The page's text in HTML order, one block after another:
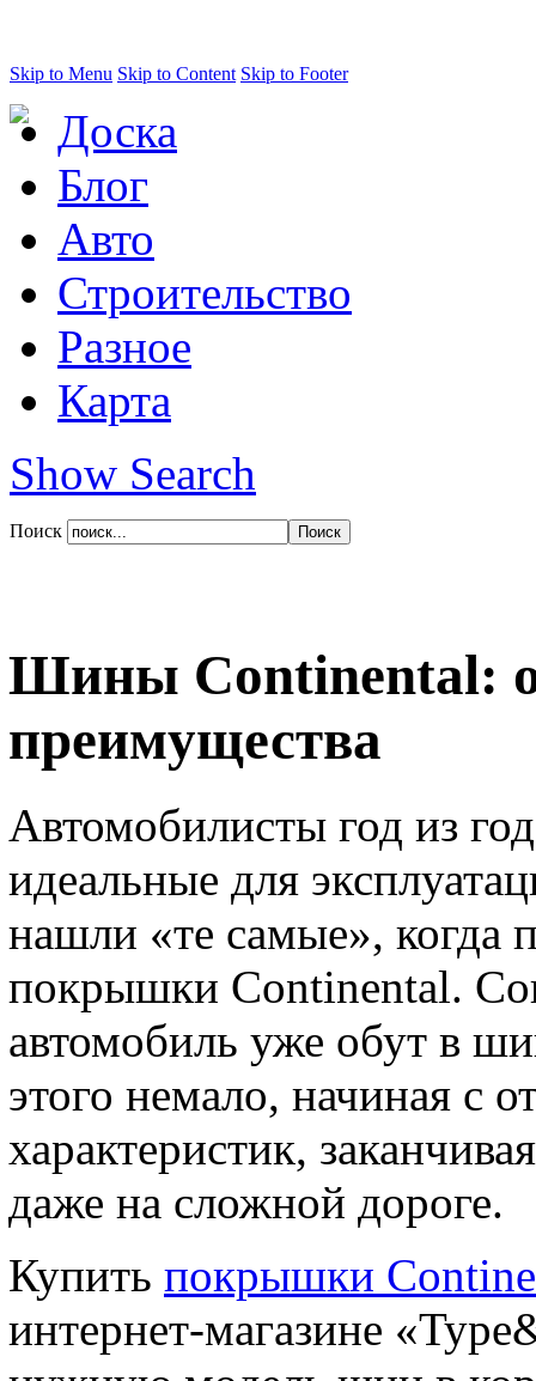
Skip to Menu Skip to Content Skip to Footer
Доска
Блог
Авто
Строительство
Разное
Карта
Show Search
Поиск
Шины Continental:
преимущества
Автомобилисты год из
идеальные для
нашли «те самые», когда
покрышки Continental.
автомобиль уже обут в
этого немало, начиная с
характеристик,
даже на сложной дороге.
Купить покрышки
интернет-магазине